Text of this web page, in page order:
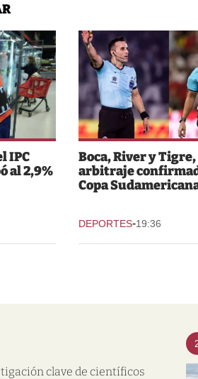
IPC
al 2,9%
Boca, River y Tigre,
arbitraje
Copa
DEPORTES-19:36
clave de científicos